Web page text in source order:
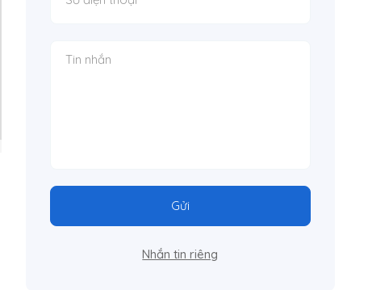
Gửi
Nhắn tin riêng